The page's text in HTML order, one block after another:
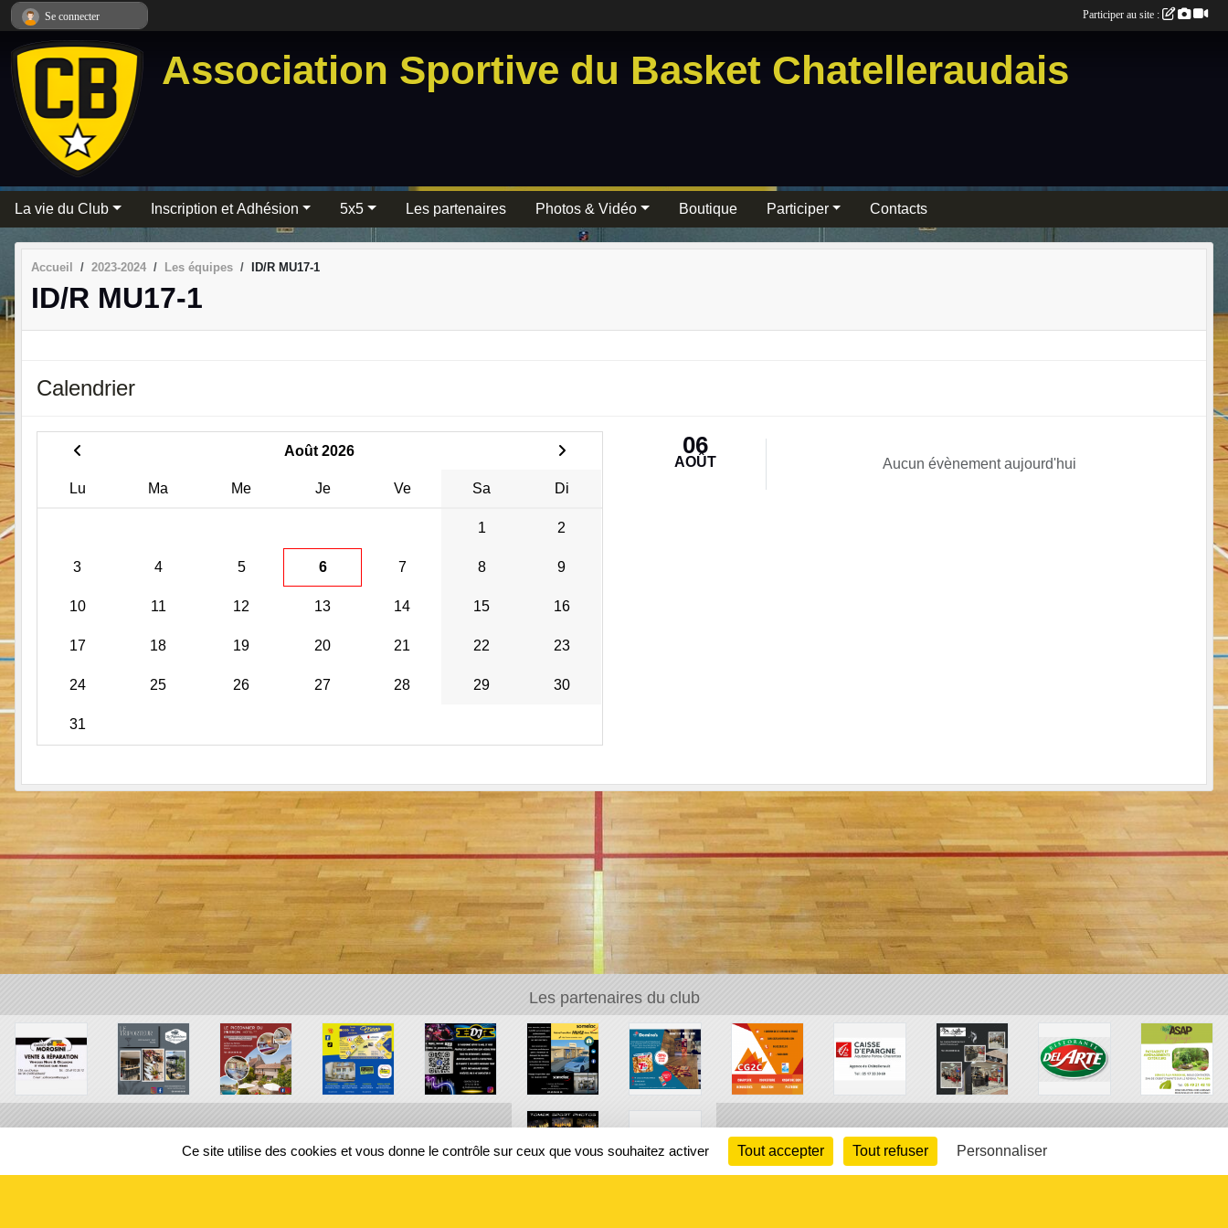
Association Sportive du Basket Chatelleraudais
La vie du Club Inscription et Adhésion 5x5 Les partenaires Photos & Vidéo Boutique Participer Contacts
Accueil 2023-2024 Les équipes ID/R MU17-1
ID/R MU17-1
Calendrier
Août 2026
Lu Ma Me Je Ve Sa Di
1 2
3 4 5 6 7 8 9
10 11 12 13 14 15 16
17 18 19 20 21 22 23
24 25 26 27 28 29 30
31
06
AOÛT Aucun évènement aujourd'hui
Les partenaires du club
Se connecter Participer au site :
Panneau de gestion des cookies
Ce site utilise des cookies et vous donne le contrôle sur ceux que vous souhaitez activer Tout accepter Tout refuser Personnaliser